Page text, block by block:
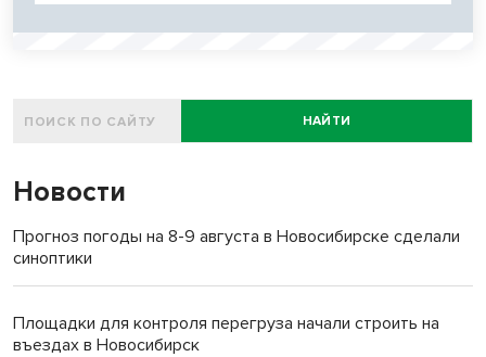
НАЙТИ
Новости
Прогноз погоды на 8-9 августа в Новосибирске сделали
синоптики
Площадки для контроля перегруза начали строить на
въездах в Новосибирск